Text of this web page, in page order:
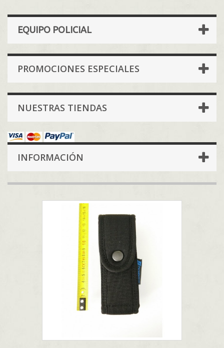
EQUIPO POLICIAL
PROMOCIONES ESPECIALES
NUESTRAS TIENDAS
INFORMACIÓN